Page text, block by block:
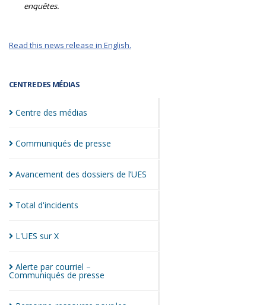
CENTRE DES MÉDIAS
Centre des médias
Communiqués de presse
Avancement des dossiers de l’UES
Total d'incidents
L'UES surX
Alerte par courriel –
Communiqués de presse
enquêtes.
Read this news release in English.